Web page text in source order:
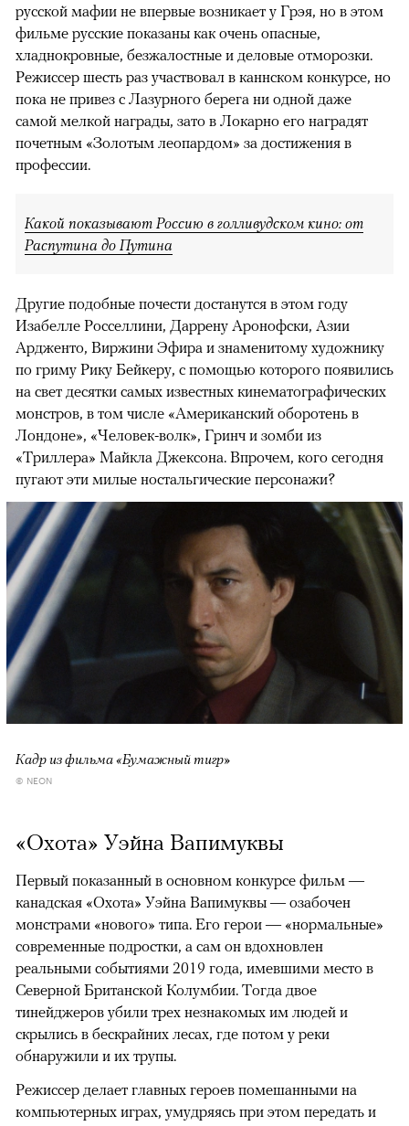
русской мафии не впервые возникает у Грэя, но в этом
фильме русские показаны как очень опасные,
хладнокровные, безжалостные и деловые отморозки.
Режиссер шесть раз участвовал в каннском конкурсе, но
пока не привез с Лазурного берега ни одной даже
самой мелкой награды, зато в Локарно его наградят
почетным «Золотым леопардом» за достижения в
профессии.
Какой показывают Россию в голливудском кино: от
Распутина до Путина
Другие подобные почести достанутся в этом году
Изабелле Росселлини, Даррену Аронофски, Азии
Ардженто, Виржини Эфира и знаменитому художнику
по гриму Рику Бейкеру, с помощью которого появились
на свет десятки самых известных кинематографических
монстров, в том числе «Американский оборотень в
Лондоне», «Человек-волк», Гринч и зомби из
«Триллера» Майкла Джексона. Впрочем, кого сегодня
пугают эти милые ностальгические персонажи?
Кадр из фильма «Бумажный тигр»
© NEON
«Охота» Уэйна Вапимуквы
Первый показанный в основном конкурсе фильм —
канадская «Охота» Уэйна Вапимуквы — озабочен
монстрами «нового» типа. Его герои — «нормальные»
современные подростки, а сам он вдохновлен
реальными событиями 2019 года, имевшими место в
Северной Британской Колумбии. Тогда двое
тинейджеров убили трех незнакомых им людей и
скрылись в бескрайних лесах, где потом у реки
обнаружили и их трупы.
Режиссер делает главных героев помешанными на
компьютерных играх, умудряясь при этом передать и